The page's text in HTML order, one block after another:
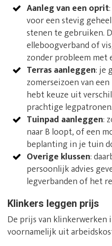
Aanleg van een oprit
voor een stevig
stenen te gebruiken.
elleboogverband of
zonder probleem
Terras aanleggen: je
zomerseizoen van
hebt keuze uit
prachtige legpatronen.
Tuinpad aanleggen:
naar B loopt, of een
beplanting in je tuin
Overige klussen:
persoonlijk advies
legverbanden of het
Klinkers leggen prijs
De prijs van klinkerwerken
voornamelijk uit